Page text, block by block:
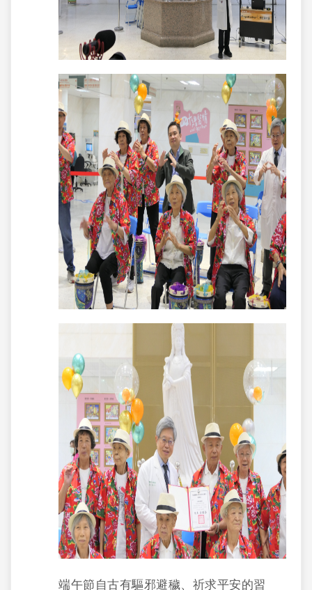
端午節自古有驅邪避穢、祈求平安的習